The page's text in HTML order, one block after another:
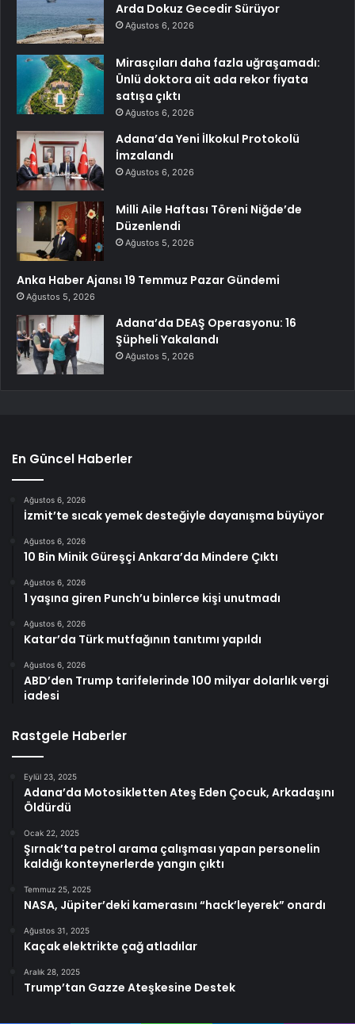
Arda Dokuz Gecedir Sürüyor
Ağustos 6, 2026
Mirasçıları daha fazla uğraşamadı:
Ünlü doktora ait ada rekor fiyata
satışa çıktı
Ağustos 6, 2026
Adana’da Yeni İlkokul Protokolü
İmzalandı
Ağustos 6, 2026
Milli Aile Haftası Töreni Niğde’de
Düzenlendi
Ağustos 5, 2026
Anka Haber Ajansı 19 Temmuz Pazar Gündemi
Ağustos 5, 2026
Adana’da DEAŞ Operasyonu: 16
Şüpheli Yakalandı
Ağustos 5, 2026
En Güncel Haberler
Ağustos 6, 2026
İzmit’te sıcak yemek desteğiyle dayanışma büyüyor
Ağustos 6, 2026
10 Bin Minik Güreşçi Ankara’da Mindere Çıktı
Ağustos 6, 2026
1 yaşına giren Punch’u binlerce kişi unutmadı
Ağustos 6, 2026
Katar’da Türk mutfağının tanıtımı yapıldı
Ağustos 6, 2026
ABD’den Trump tarifelerinde 100 milyar dolarlık vergi
iadesi
Rastgele Haberler
Eylül 23, 2025
Adana’da Motosikletten Ateş Eden Çocuk, Arkadaşını
Öldürdü
Ocak 22, 2025
Şırnak’ta petrol arama çalışması yapan personelin
kaldığı konteynerlerde yangın çıktı
Temmuz 25, 2025
NASA, Jüpiter’deki kamerasını “hack’leyerek” onardı
Ağustos 31, 2025
Kaçak elektrikte çağ atladılar
Aralık 28, 2025
Trump’tan Gazze Ateşkesine Destek